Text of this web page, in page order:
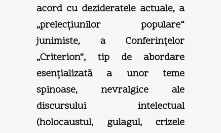
acord cu dezideratele actuale, a
„prelecţiunilor populare“
junimiste, a Conferinţelor
„Criterion“, tip de abordare
esenţializată a unor teme
spinoase, nevralgice ale
discursului intelectual
(holocaustul, gulagul, crizele